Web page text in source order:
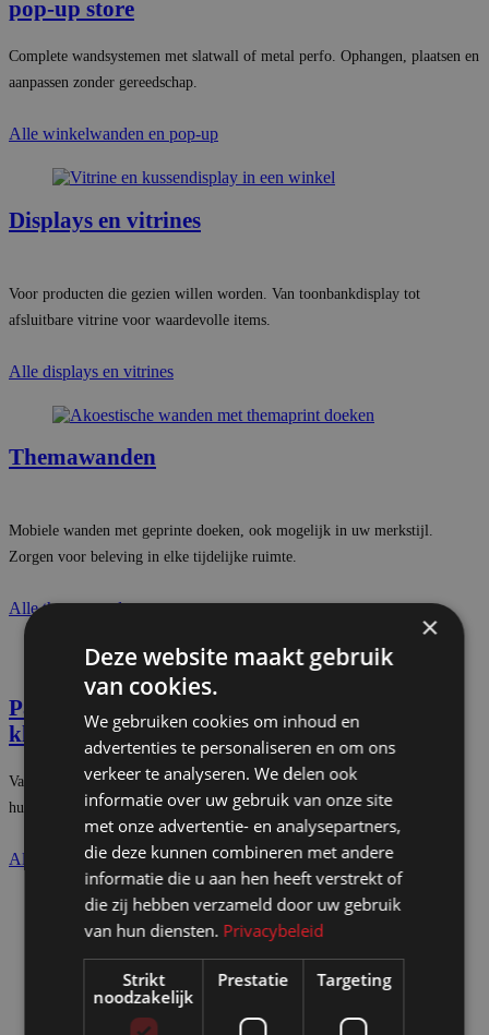
pop-up store
Complete wandsystemen met slatwall of metal perfo. Ophangen, plaatsen en
aanpassen zonder gereedschap.
Alle winkelwanden en pop-up
Displays en vitrines
Voor producten die gezien willen worden. Van toonbankdisplay tot
afsluitbare vitrine voor waardevolle items.
Alle displays en vitrines
Themawanden
Mobiele wanden met geprinte doeken, ook mogelijk in uw merkstijl.
Zorgen voor beleving in elke tijdelijke ruimte.
Alle themawanden
Paskamers en
kledingrekken
Van losse kledingrekkentot complete pashokjes in een rij. Leverbaar als
huur of koop.
Alle paskamers
×
Deze website maakt gebruik
van cookies.
We gebruiken cookies om inhoud en
advertenties te personaliseren en om ons
verkeer te analyseren. We delen ook
informatie over uw gebruik van onze site
met onze advertentie- en analysepartners,
die deze kunnen combineren met andere
informatie die u aan hen heeft verstrekt of
die zij hebben verzameld door uw gebruik
van hun diensten. Privacybeleid
Strikt
noodzakelijk
Prestatie Targeting